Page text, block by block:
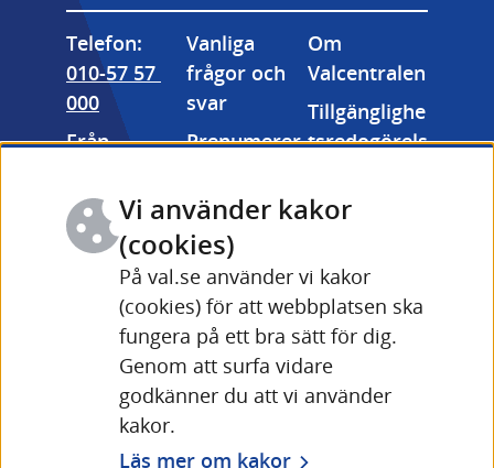
Telefon:
010-57 57
000
Från
+46 (0) 10-57
57 000
kontaktuppg
ifter och
öppettider
Vanliga
frågor och
svar
Prenumerer
nyhetsbrev
Valmyndigh
etens
bildarkivLänk till annan
Driftinforma
tion Valid
(val.se)Länk till annan
Om
Valcentralen
Tillgänglighe
tsredogörels
Kakor
Vi använder kakor
(cookies)
På val.se använder vi kakor
(cookies) för att webbplatsen ska
fungera på ett bra sätt för dig.
Genom att surfa vidare
godkänner du att vi använder
kakor.
Läs mer om kakor